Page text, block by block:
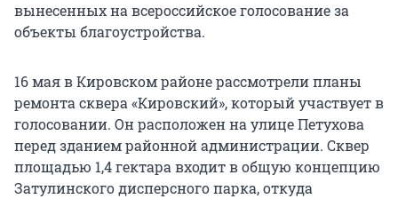
вынесенных на всероссийское голосование за
объекты благоустройства.
16 мая в Кировском районе рассмотрели планы
ремонта сквера «Кировский», который участвует в
голосовании. Он расположен на улице Петухова
перед зданием районной администрации. Сквер
площадью 1,4 гектара входит в общую концепцию
Затулинского дисперсного парка, откуда